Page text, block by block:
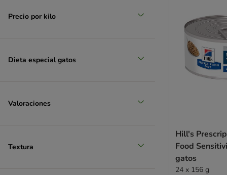
Hardys LOVE AFFAIR
IAMS
Kattovit
LifeCat
Precio por kilo
Dieta especial gatos
Valoraciones
Textura
Hill's
Food
gatos
24 x 156 g